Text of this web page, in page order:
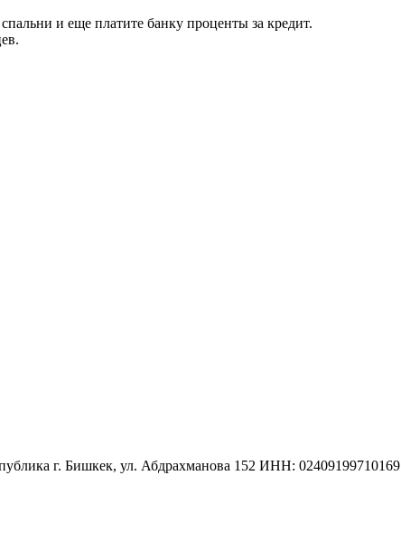
и еще платите банку проценты за кредит.
г. Бишкек, ул. Абдрахманова 152 ИНН: 02409199710169